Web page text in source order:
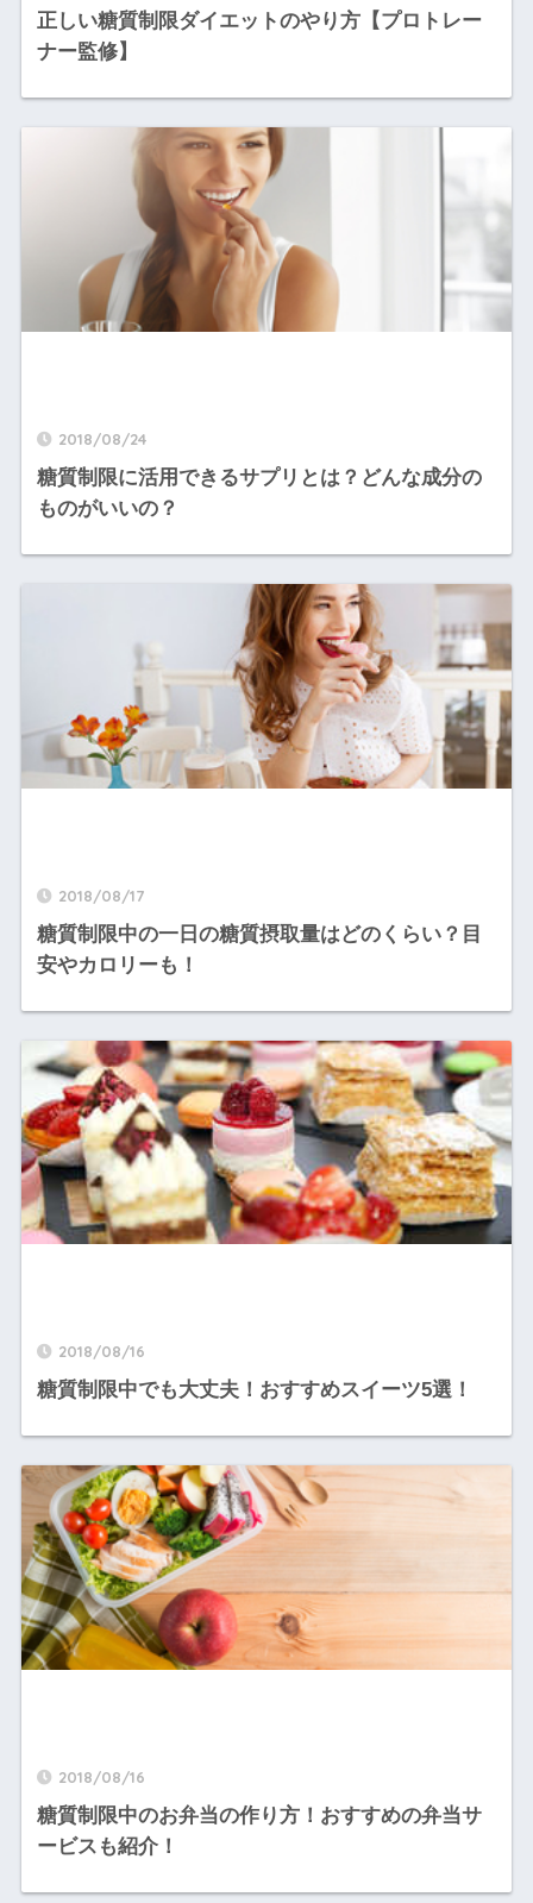
正しい糖質制限ダイエットのやり方【プロトレー
ナー監修】
2018/08/24
糖質制限に活用できるサプリとは？どんな成分の
ものがいいの？
2018/08/17
糖質制限中の一日の糖質摂取量はどのくらい？目
安やカロリーも！
2018/08/16
糖質制限中でも大丈夫！おすすめスイーツ5選！
2018/08/16
糖質制限中のお弁当の作り方！おすすめの弁当サ
ービスも紹介！